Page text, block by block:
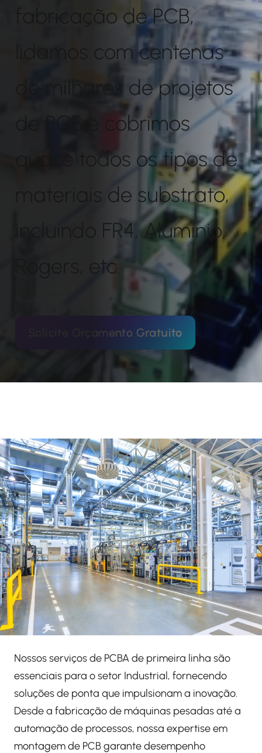
fabricação de PCB,
lidamos com centenas
de milhares de projetos
de PCB e cobrimos
quase todos os tipos de
materiais de substrato,
incluindo FR4, Alumínio,
Rogers, etc.
Solicite Orçamento Gratuito
Nossos serviços de PCBA de primeira linha são
essenciais para o setor Industrial, fornecendo
soluções de ponta que impulsionam a inovação.
Desde a fabricação de máquinas pesadas até a
automação de processos, nossa expertise em
montagem de PCB garante desempenho